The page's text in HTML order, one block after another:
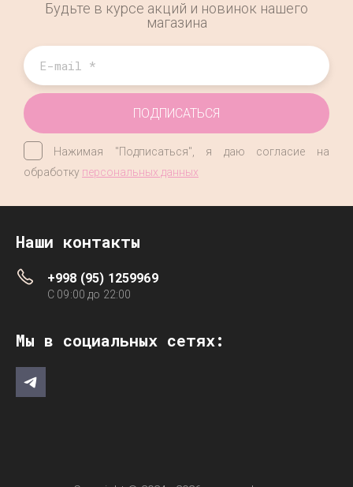
Будьте в курсе акций и новинок нашего
магазина
Нажимая "Подписаться", я даю согласие на
обработку персональных данных
ПОДПИСАТЬСЯ
Наши контакты
+998 (95) 1259969
C 09:00 до 22:00
Мы в социальных сетях: